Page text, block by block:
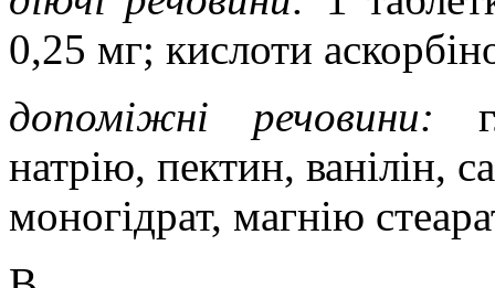
0,25 мг; кислоти
допоміжні речовини:
натрію, пектин, ванілін,
моногідрат, магнію